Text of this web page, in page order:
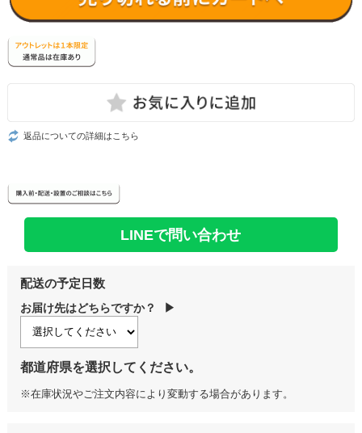
返品についての詳細はこちら
LINEで問い合わせ
配送の予定日数
お届け先はどちらですか？ ▶
都道府県を選択してください。
※在庫状況やご注文内容により変動する場合があります。